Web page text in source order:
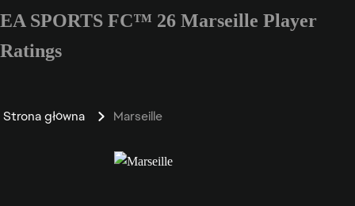
EA SPORTS FC™ 26 Marseille Player
Ratings
Strona główna Marseille